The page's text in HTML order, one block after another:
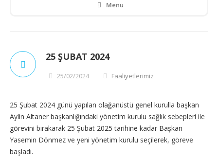
Menu
25 ŞUBAT 2024
25/02/2024 Faaliyetlerimiz
25 Şubat 2024 günü yapılan olağanüstü genel kurulla başkan
Aylin Altaner başkanlığındaki yönetim kurulu sağlık sebepleri ile
görevini bırakarak 25 Şubat 2025 tarihine kadar Başkan
Yasemin Dönmez ve yeni yönetim kurulu seçilerek, göreve
başladı.